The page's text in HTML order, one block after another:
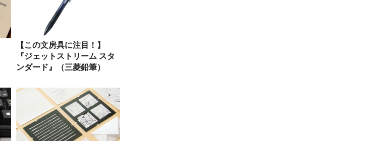
【この文房具に注目！】
『ジェットストリーム スタ
ンダード』（三菱鉛筆）